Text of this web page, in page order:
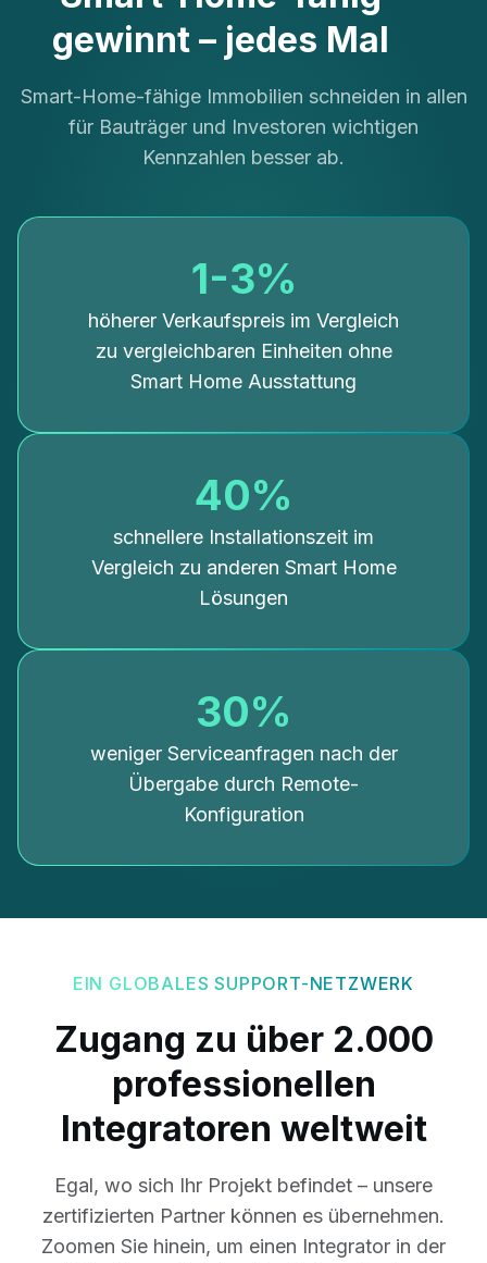
gewinnt – jedes Mal
Smart-Home-fähige Immobilien schneiden in allen
für Bauträger und Investoren wichtigen
Kennzahlen besser ab.
1-3%
höherer Verkaufspreis im Vergleich
zu vergleichbaren Einheiten ohne
Smart Home Ausstattung
40%
schnellere Installationszeit im
Vergleich zu anderen Smart Home
Lösungen
30%
weniger Serviceanfragen nach der
Übergabe durch Remote-
Konfiguration
EIN GLOBALES SUPPORT-NETZWERK
Zugang zu über 2.000
professionellen
Integratoren weltweit
Egal, wo sich Ihr Projekt befindet – unsere
zertifizierten Partner können es übernehmen.
Zoomen Sie hinein, um einen Integrator in der